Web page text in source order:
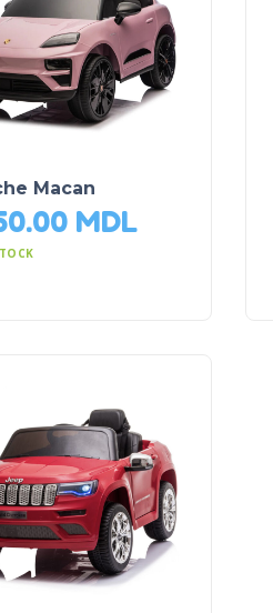
Macan
MDL